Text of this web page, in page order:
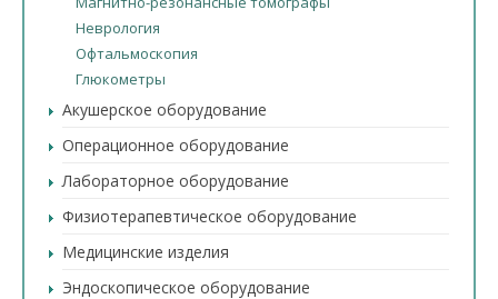
Неврология
Офтальмоскопия
Глюкометры
Акушерское оборудование
Операционное оборудование
Лабораторное оборудование
Физиотерапевтическое оборудование
Медицинские изделия
Эндоскопическое оборудование